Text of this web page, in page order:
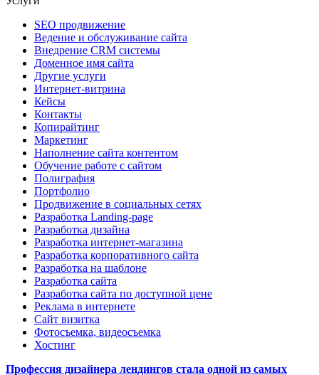
SEO продвижение
Ведение и обслуживание сайта
Внедрение CRM системы
Доменное имя сайта
Другие услуги
Интернет-витрина
Кейсы
Контакты
Копирайтинг
Маркетинг
Наполнение сайта контентом
Обучение работе с сайтом
Полиграфия
Портфолио
Продвижение в социальных сетях
Разработка Landing-page
Разработка дизайна
Разработка интернет-магазина
Разработка корпоративного сайта
Разработка на шаблоне
Разработка сайта
Разработка сайта по доступной цене
Реклама в интернете
Сайт визитка
Фотосъемка, видеосъемка
Хостинг
Профессия дизайнера лендингов стала одной из самых